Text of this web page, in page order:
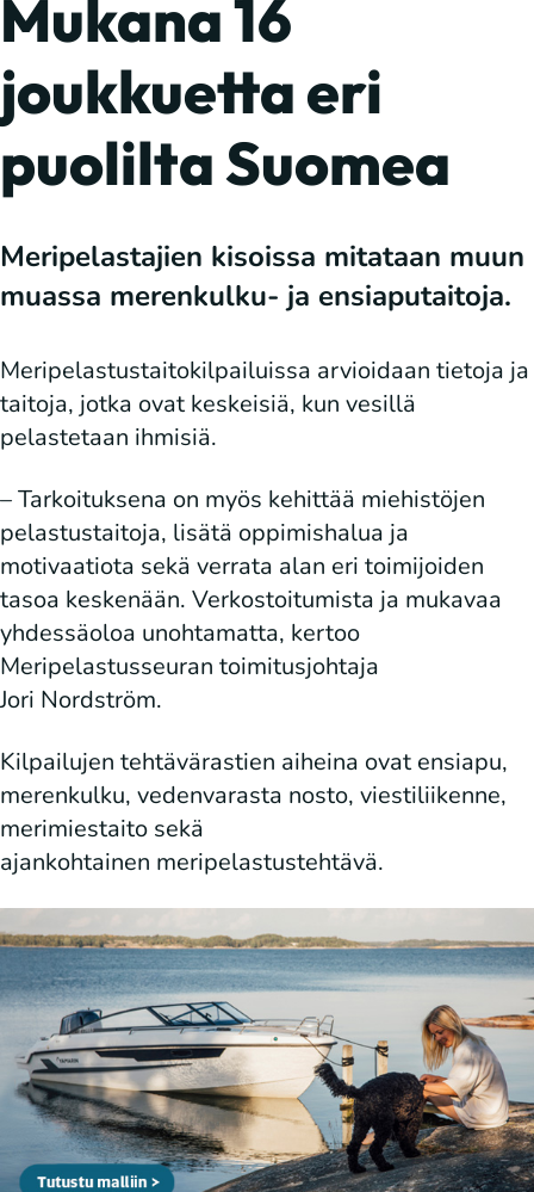
Mukana 16
joukkuetta eri
puolilta Suomea
Meripelastajien kisoissa mitataan muun
muassa merenkulku- ja ensiaputaitoja.
Meripelastustaitokilpailuissa arvioidaan tietoja ja
taitoja, jotka ovat keskeisiä, kun vesillä
pelastetaan ihmisiä.
– Tarkoituksena on myös kehittää miehistöjen
pelastustaitoja, lisätä oppimishalua ja
motivaatiota sekä verrata alan eri toimijoiden
tasoa keskenään. Verkostoitumista ja mukavaa
yhdessäoloa unohtamatta, kertoo
Meripelastusseuran toimitusjohtaja
Jori Nordström.
Kilpailujen tehtävärastien aiheina ovat ensiapu,
merenkulku, vedenvarasta nosto, viestiliikenne,
merimiestaito sekä
ajankohtainen meripelastustehtävä.